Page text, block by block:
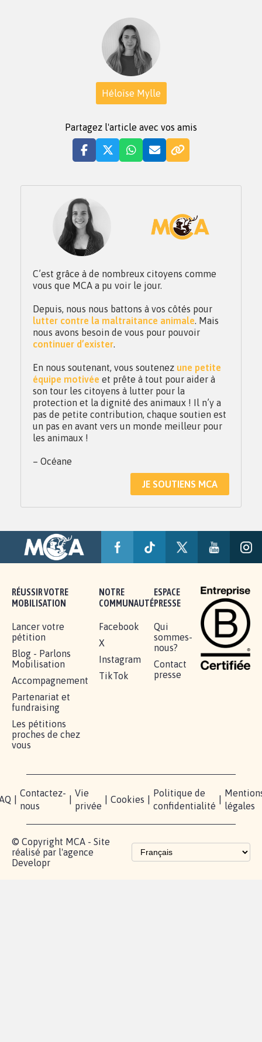
Héloïse Mylle
Partagez l'article avec vos amis
C’est grâce à de nombreux citoyens comme
vous que MCA a pu voir le jour.
Depuis, nous nous battons à vos côtés pour
lutter contre la maltraitance animale. Mais
nous avons besoin de vous pour pouvoir
continuer d’exister.
En nous soutenant, vous soutenez une petite
équipe motivée et prête à tout pour aider à
son tour les citoyens à lutter pour la
protection et la dignité des animaux ! Il n’y a
pas de petite contribution, chaque soutien est
un pas en avant vers un monde meilleur pour
les animaux !
– Océane
JE SOUTIENS MCA
RÉUSSIR VOTRE
MOBILISATION
Lancer votre
pétition
Blog - Parlons
Mobilisation
Accompagnement
Partenariat et
fundraising
Les pétitions
proches de chez
vous
NOTRE
COMMUNAUTÉ
Facebook
X
Instagram
TikTok
ESPACE
PRESSE
Qui
sommes-
nous?
Contact
presse
Contactez-
nous
Vie
privée
Cookies
Politique de
confidentialité
légales
© Copyright MCA - Site
réalisé par l'agence
Developr